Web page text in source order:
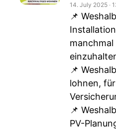
14. July 2025 ‧
📌
📌
lohnen,
📌
PV-